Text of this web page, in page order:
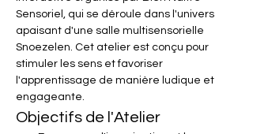
Sensoriel, qui se déroule dans l'univers
apaisant d'une salle multisensorielle
Snoezelen. Cet atelier est conçu pour
stimuler les sens et favoriser
l'apprentissage de manière ludique et
engageante.
Objectifs de l'Atelier